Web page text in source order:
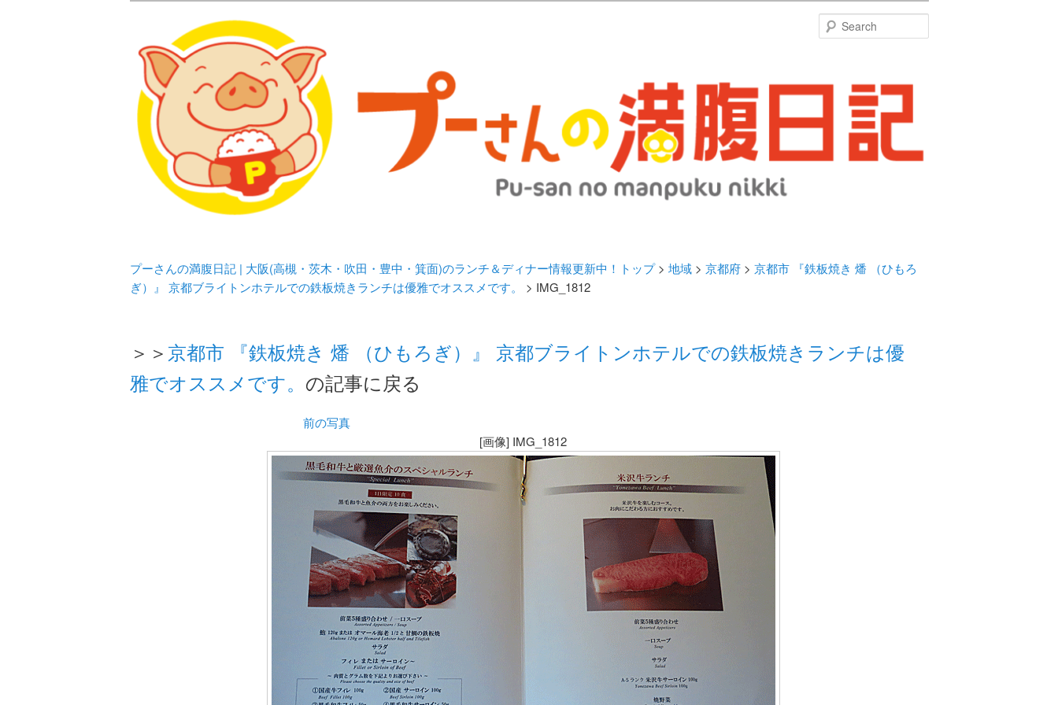
プーさんの満腹日記 | 大阪(高槻・茨木・吹田・
豊中・箕面)のランチ＆ディナー情報更新中！
化してます。
プーさんの満腹日記 | 大阪(高槻・茨木・吹田・豊中・箕面)のランチ＆ディナー情報更新中！トップ> 地域> 京都府> 京都市 『鉄板焼き 燔 （ひもろ
ぎ）』 京都ブライトンホテルでの鉄板焼きランチは優雅でオススメです。
> IMG_1812
＞＞ 京都市 『鉄板焼き 燔 （ひもろぎ）』 京都ブライトンホテルでの鉄板焼きランチは優
雅でオススメです。 の記事に戻る
前の写真
[画像] IMG_1812